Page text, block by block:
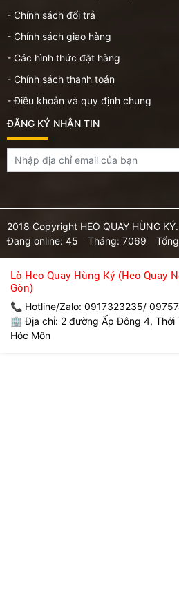
- Chính sách đổi trả
- Chính sách giao hàng
- Các hình thức đặt hàng
- Chính sách thanh toán
- Điều khoản và quy định chung
ĐĂNG KÝ NHẬN TIN
2018 Copyright HEO QUAY HÙNG KÝ.
Đang online: 45
Tháng: 7069
Lò Heo Quay Hùng Ký (Heo Quay
Gòn)
📞 Hotline/Zalo: 0917323235/
🏢 Địa chỉ: 2 đường Ấp Đông 4, Thới
Hóc Môn